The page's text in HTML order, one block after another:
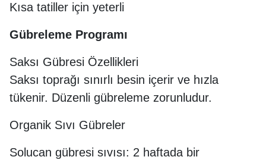
Kısa tatiller için yeterli
Gübreleme Programı
Saksı Gübresi Özellikleri
Saksı toprağı sınırlı besin içerir ve hızla
tükenir. Düzenli gübreleme zorunludur.
Organik Sıvı Gübreler
Solucan gübresi sıvısı: 2 haftada bir